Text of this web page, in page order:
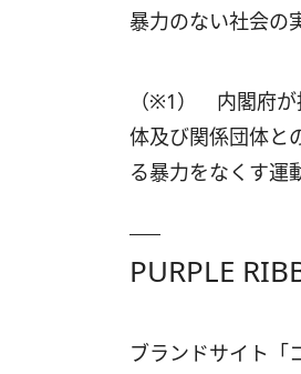
暴力のない社会の
（※1） 内閣府が
体及び関係団体と
る暴力をなくす運
PURPLE
ブランドサイト「